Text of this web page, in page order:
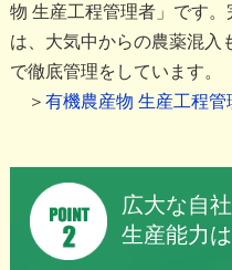
物 生産工程管理者」です
は、大気中からの農薬混入
で徹底管理をしています。
＞ 有機農産物 生産工程管
広大な自
生産能力